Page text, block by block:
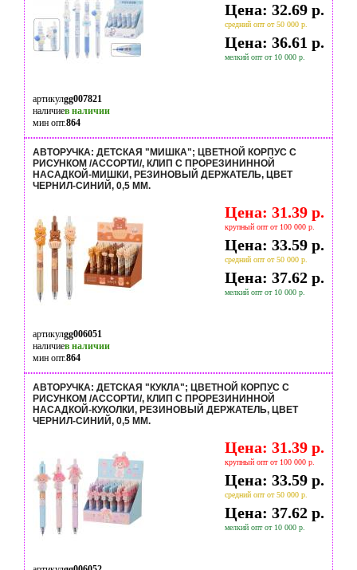
Цена: 32.69 р.
средний опт от 50 000 р.
Цена: 36.61 р.
мелкий опт от 10 000 р.
артикулgg007821
наличиев наличии
мин опт.864
АВТОРУЧКА: ДЕТСКАЯ "МИШКА"; ЦВЕТНОЙ КОРПУС С
РИСУНКОМ /АССОРТИ/, КЛИП С ПРОРЕЗИНИННОЙ
НАСАДКОЙ-МИШКИ, РЕЗИНОВЫЙ ДЕРЖАТЕЛЬ, ЦВЕТ
ЧЕРНИЛ-СИНИЙ, 0,5 MM.
Цена: 31.39 р.
крупный опт от 100 000 р.
Цена: 33.59 р.
средний опт от 50 000 р.
Цена: 37.62 р.
мелкий опт от 10 000 р.
артикулgg006051
наличиев наличии
мин опт.864
АВТОРУЧКА: ДЕТСКАЯ "КУКЛА"; ЦВЕТНОЙ КОРПУС С
РИСУНКОМ /АССОРТИ/, КЛИП С ПРОРЕЗИНИННОЙ
НАСАДКОЙ-КУКОЛКИ, РЕЗИНОВЫЙ ДЕРЖАТЕЛЬ, ЦВЕТ
ЧЕРНИЛ-СИНИЙ, 0,5 MM.
Цена: 31.39 р.
крупный опт от 100 000 р.
Цена: 33.59 р.
средний опт от 50 000 р.
Цена: 37.62 р.
мелкий опт от 10 000 р.